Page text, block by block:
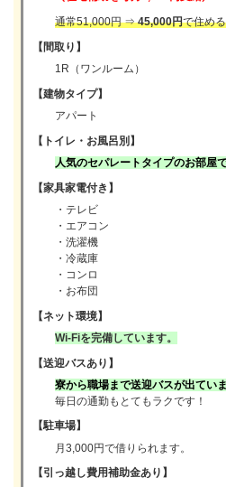
通常51,000円 ⇒45,000円で住め
【間取り】
1R（ワンルーム）
【建物タイプ】
アパート
【トイレ・お風呂別】
人気のセパレートタイプのお部屋
【家具家電付き】
・テレビ
・エアコン
・洗濯機
・冷蔵庫
・コンロ
・お布団
【ネット環境】
Wi-Fiを完備しています。
【送迎バスあり】
寮から職場まで送迎バスが出ていま
毎日の通勤もとてもラクです！
【駐車場】
月3,000円で借りられます。
【引っ越し費用補助金あり】